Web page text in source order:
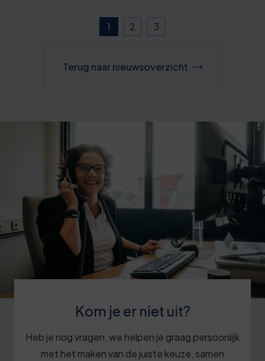
1 2 3
Terug naar nieuwsoverzicht
Kom je er niet uit?
Heb je nog vragen, we helpen je graag persoonlijk
met het maken van de juiste keuze, samen